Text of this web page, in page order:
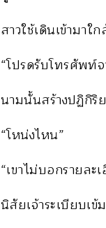
สาวใช้เดินเข้ามา
“โปรดรับโทรศัพท์
นามนั้นสร้างปฏิกิริ
“โหน่งไหน”
“เขาไม่บอกรายล
นิสัยเจ้าระเบียบเ